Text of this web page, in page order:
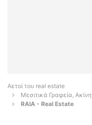
Αετοί του real estate
Μεσιτικά Γραφεία,
RAIA - Real Estate